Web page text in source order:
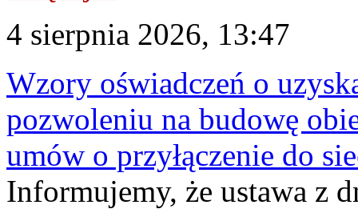
4 sierpnia 2026, 13:47
Wzory oświadczeń o
pozwoleniu na budowę
umów o przyłączenie do
Informujemy, że ustawa z